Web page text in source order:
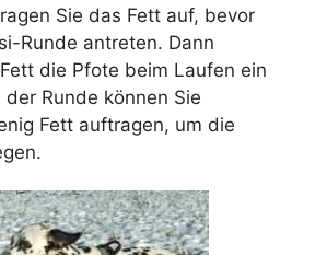
Sie das Fett auf, bevor
Runde antreten. Dann
die Pfote beim Laufen ein
Runde können Sie
Fett auftragen, um die